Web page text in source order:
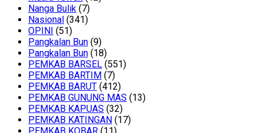
Nanga Bulik (7)
Nasional (341)
OPINI (51)
Pangkalan Bun (9)
Pangkalan Bun (18)
PEMKAB BARSEL (551)
PEMKAB BARTIM (7)
PEMKAB BARUT (412)
PEMKAB GUNUNG MAS (13)
PEMKAB KAPUAS (32)
PEMKAB KATINGAN (17)